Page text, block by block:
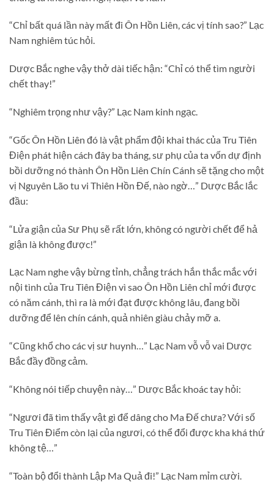
“Chỉ bất quá lần này mất đi Ôn Hồn Liên, các vị tính sao?” Lạc
Nam nghiêm túc hỏi.
Dược Bắc nghe vậy thở dài tiếc hận: “Chỉ có thể tìm người
chết thay!”
“Nghiêm trọng như vậy?” Lạc Nam kinh ngạc.
“Gốc Ôn Hồn Liên đó là vật phẩm đội khai thác của Tru Tiên
Điện phát hiện cách đây ba tháng, sư phụ của ta vốn dự định
bồi dưỡng nó thành Ôn Hồn Liên Chín Cánh sẽ tặng cho một
vị Nguyên Lão tu vi Thiên Hồn Đế, nào ngờ…” Dược Bắc lắc
đầu:
“Lửa giận của Sư Phụ sẽ rất lớn, không có người chết để hả
giận là không được!”
Lạc Nam nghe vậy bừng tỉnh, chẳng trách hắn thắc mắc với
nội tình của Tru Tiên Điện vì sao Ôn Hồn Liên chỉ mới được
có năm cánh, thì ra là mới đạt được không lâu, đang bồi
dưỡng để lên chín cánh, quả nhiên giàu chảy mỡ a.
“Cũng khổ cho các vị sư huynh…” Lạc Nam vỗ vỗ vai Dược
Bắc đầy đồng cảm.
“Không nói tiếp chuyện này…” Dược Bắc khoác tay hỏi:
“Ngươi đã tìm thấy vật gì để dâng cho Ma Đế chưa? Với số
Tru Tiên Điểm còn lại của ngươi, có thể đổi được kha khá thứ
không tệ…”
“Toàn bộ đổi thành Lập Ma Quả đi!” Lạc Nam mỉm cười.